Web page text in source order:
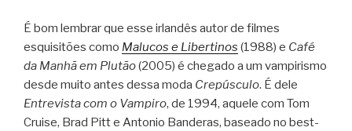
É bom lembrar que esse irlandês autor de filmes
esquisitões como Malucos e Libertinos (1988) e Café
da Manhã em Plutão(2005) é chegado a um vampirismo
desde muito antes dessa moda Crepúsculo. É dele
Entrevista com o Vampiro, de 1994, aquele com Tom
Cruise, Brad Pitt e Antonio Banderas, baseado no best-